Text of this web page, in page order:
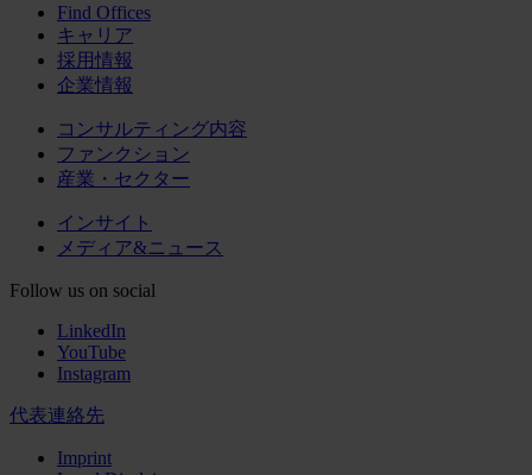
Find Offices
キャリア
採用情報
企業情報
コンサルティング内容
ファンクション
産業・セクター
インサイト
メディア&ニュース
Follow us on social
LinkedIn
YouTube
Instagram
代表連絡先
Imprint